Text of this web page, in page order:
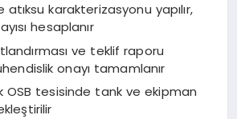
karakterizasyonu yapılır,
hesaplanır
ve teklif raporu
onayı tamamlanır
OSB tesisinde tank ve ekipman